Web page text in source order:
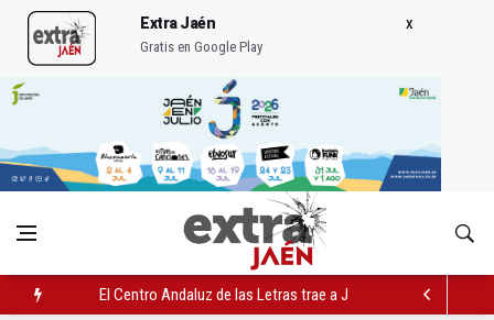
Extra Jaén
Gratis en Google Play
El Centro Andaluz de las Letras trae a Jaén al filósofo Omar